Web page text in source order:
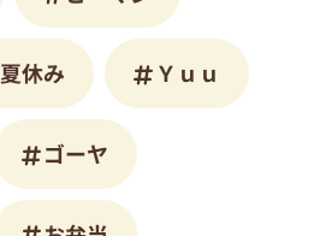
夏休み Ｙｕｕ
ゴーヤ